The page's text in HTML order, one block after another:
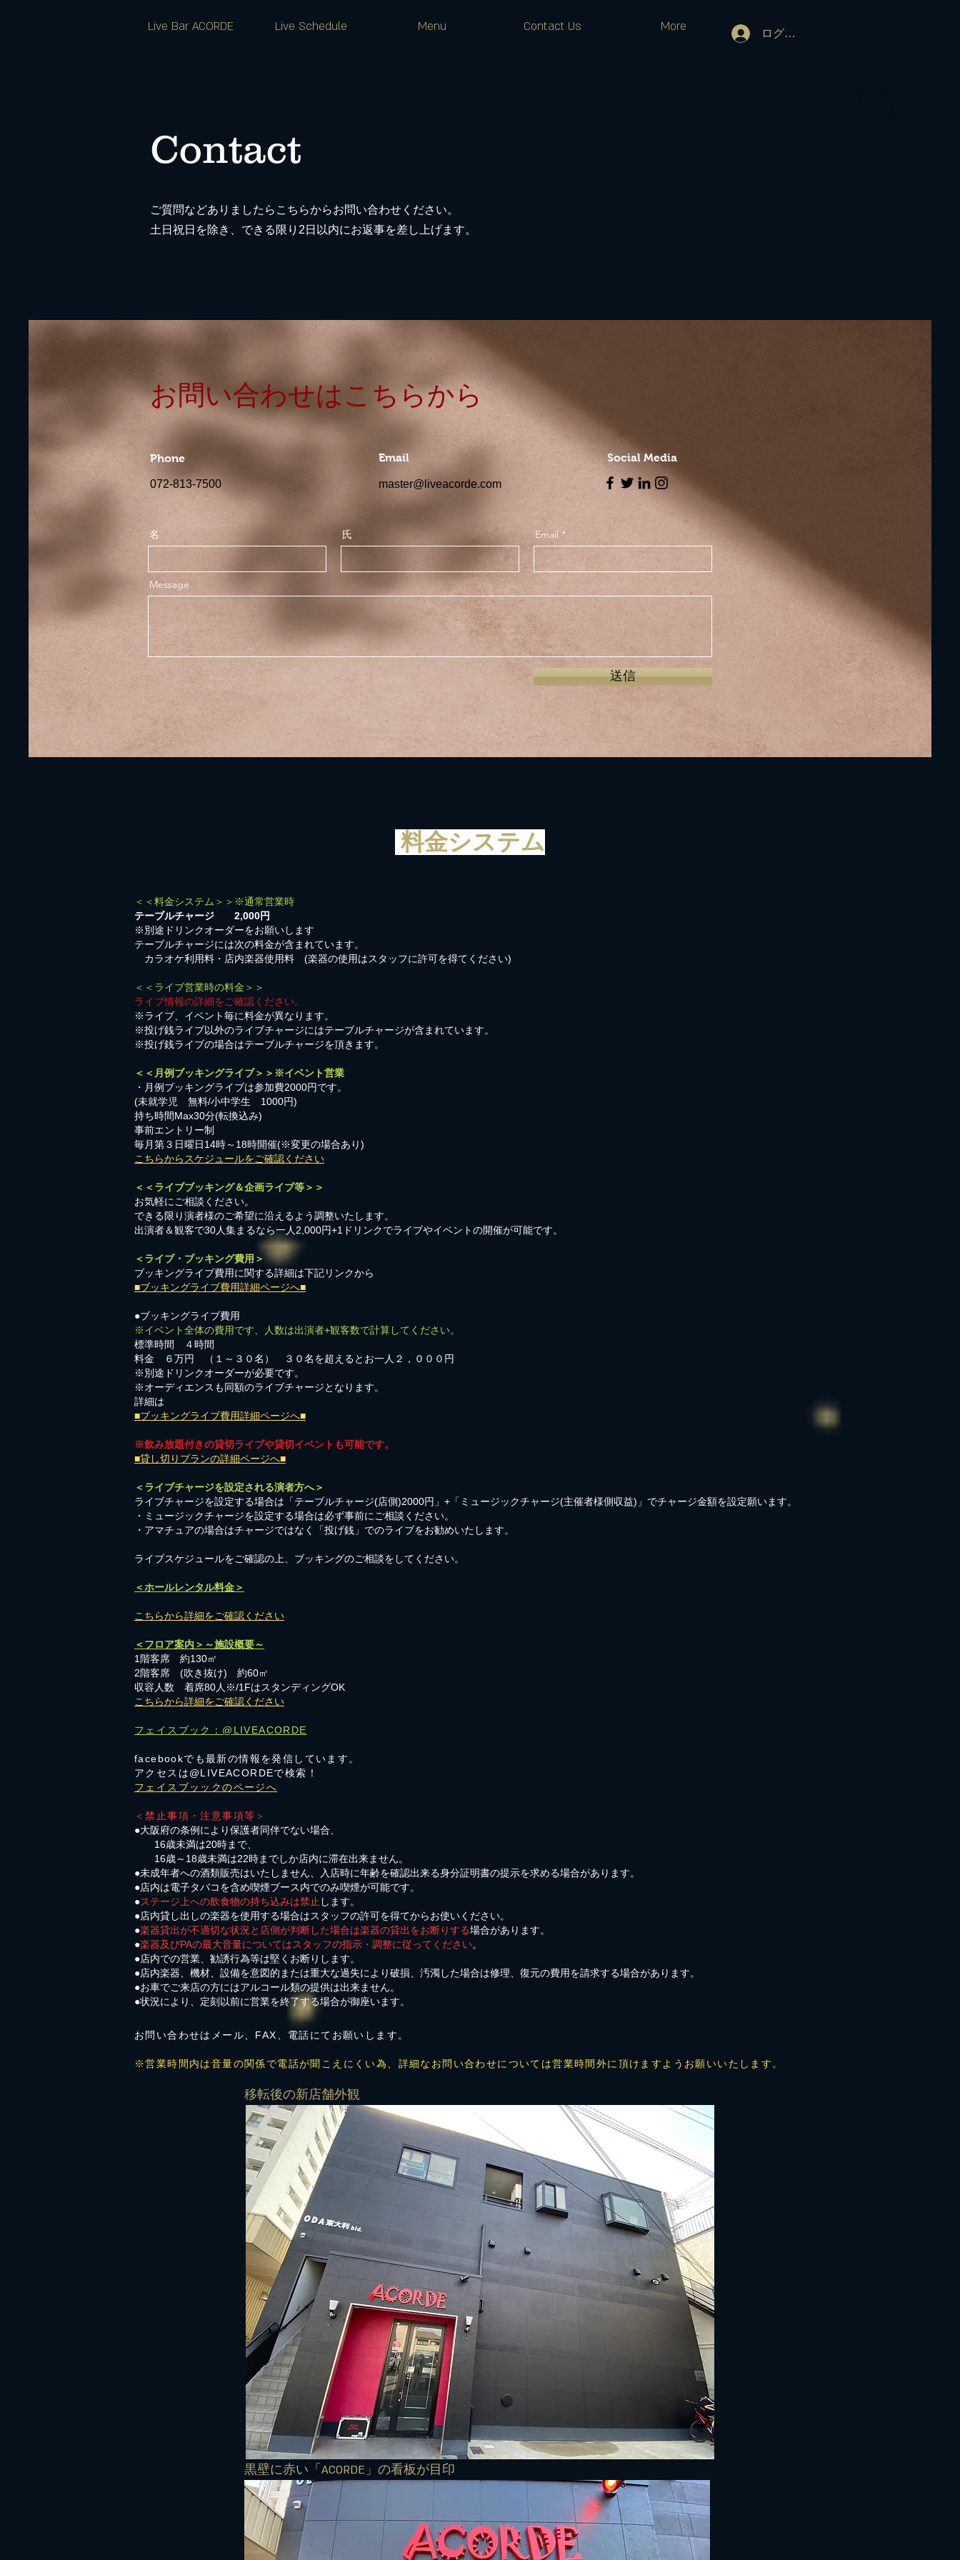
Live Bar ACORDE Live Schedule Menu Contact Us More ログイン
Contact
ご質問などありましたらこちらからお問い合わせください。
土日祝日を除き、できる限り2日以内にお返事を差し上げます。
​お問い合わせはこちらから
Phone
072-813-7500
Email
master@liveacorde.com
Social Media
名 氏 Email
Message
送信
料金システム
＜＜料金システム＞＞※通常営業時
テーブルチャージ 2,000円
※別途ドリンクオーダーをお願いします
テーブルチャージには次の料金が含まれています。
カラオケ利用料・店内楽器使用料 (楽器の使用はスタッフに許可を得てください)
＜＜ライブ営業時の料金＞＞
ライブ情報の詳細をご確認ください。
※ライブ、イベント毎に料金が異なります。
※投げ銭ライブ以外のライブチャージにはテーブルチャージが含まれています。
※投げ銭ライブの場合はテーブルチャージを頂きます。
＜＜月例ブッキングライブ＞＞※イベント営業
・月例ブッキングライブは参加費2000円です。
​(未就学児 無料/小中学生 1000円)
持ち時間Max30分(転換込み)
事前エントリー制
毎月第３日曜日14時～18時開催(※変更の場合あり)
こちらからスケジュールをご確認ください
＜＜ライブブッキング＆企画ライブ等＞＞
お気軽にご相談ください。​
​できる限り演者様のご希望に沿えるよう調整いたします。
出演者＆観客で30人集まるなら一人2,000円+1ドリンクでライブやイベントの開催が可能です。
＜ライブ・ブッキング費用＞
ブッキングライブ費用に関する詳細は下記リンクから
■ブッキングライブ費用詳細ページへ■
●ブッキングライブ費用
※イベント全体の費用です、人数は出演者+観客数で計算してください。
標準時間 ４時間
料金 ６万円 （１～３０名） ３０名を超えるとお一人２，０００円
※別途ドリンクオーダーが必要です。
※オーディエンスも同額のライブチャージとなります。
詳細は
■ブッキングライブ費用詳細ページへ■
※飲み放題付きの貸切ライブや貸切イベントも可能です。
■貸し切りプランの詳細ページへ■
＜ライブチャージを設定される演者方へ＞
ライブチャージを設定する場合は「テーブルチャージ(店側)2000円」+「ミュージックチャージ(主催者様側収益)」でチャージ金額を設定願います。
・ミュージックチャージを設定する場合は必ず事前にご相談ください。
​・アマチュアの場合はチャージではなく「投げ銭」でのライブをお勧めいたします。
​ライブスケジュールをご確認の上、ブッキングのご相談をしてください。
＜ホールレンタル料金＞
こちらから詳細をご確認ください
＜フロア案内＞～施設概要～
1階客席 約130㎡
2階客席 (吹き抜け) 約60㎡
収容人数 着席80人※/1FはスタンディングOK
こちらから詳細をご確認ください
フェイスブック：@LIVEACORDE
facebookでも最新の情報を発信しています。
アクセスは@LIVEACORDEで検索！
フェイスブッックのページへ
＜禁止事項・注意事項等＞
●大阪府の条例により保護者同伴でない場合、
16歳未満は20時まで、
16歳～18歳未満は22時までしか店内に滞在出来ません。
●未成年者への酒類販売はいたしません、入店時に年齢を確認出来る身分証明書の提示を求める場合があります。
●店内は電子タバコを含め喫煙ブース内でのみ喫煙が可能です。
●ステージ上への飲食物の持ち込みは禁止 します。
●店内貸し出しの楽器を使用する場合はスタッフの許可を得てからお使いください。
●楽器貸出が不適切な状況と店側が判断した場合は楽器の貸出をお断りする場合があります。
●楽器及びPAの最大音量についてはスタッフの指示・調整に従ってください。
●店内での営業、勧誘行為等は堅くお断りします。
●店内楽器、機材、設備を意図的または重大な過失により破損、汚濁した場合は修理、復元の費用を請求する場合があります。
​●お車でご来店の方にはアルコール類の提供は出来ません。
●状況により、定刻以前に営業を終了する場合が御座います。
お問い合わせはメール、FAX、電話にてお願いします。
※営業時間内は音量の関係で電話が聞こえにくい為、詳細なお問い合わせについては営業時間外に頂けますようお願いいたします。
​移転後の新店舗外観
​黒壁に赤い「ACORDE」の看板が目印